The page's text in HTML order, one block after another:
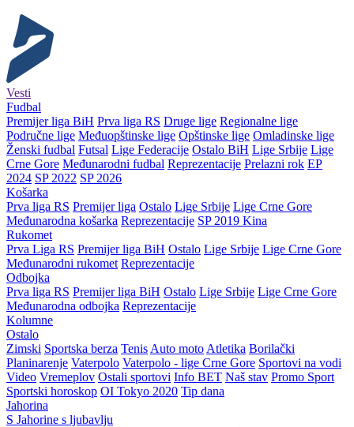
Vesti
Fudbal
Premijer liga BiH Prva liga RS Druge lige Regionalne lige
Područne lige Međuopštinske lige Opštinske lige Omladinske lige
Ženski fudbal Futsal Lige Federacije Ostalo BiH Lige Srbije Lige
Crne Gore Međunarodni fudbal Reprezentacije Prelazni rok EP
2024 SP 2022 SP 2026
Košarka
Prva liga RS Premijer liga Ostalo Lige Srbije Lige Crne Gore
Međunarodna košarka Reprezentacije SP 2019 Kina
Rukomet
Prva Liga RS Premijer liga BiH Ostalo Lige Srbije Lige Crne Gore
Međunarodni rukomet Reprezentacije
Odbojka
Prva liga RS Premijer liga BiH Ostalo Lige Srbije Lige Crne Gore
Međunarodna odbojka Reprezentacije
Kolumne
Ostalo
Zimski Sportska berza Tenis Auto moto Atletika Borilački
Planinarenje Vaterpolo Vaterpolo - lige Crne Gore Sportovi na vodi
Video Vremeplov Ostali sportovi Info BET Naš stav Promo Sport
Sportski horoskop OI Tokyo 2020 Tip dana
Jahorina
S Jahorine s ljubavlju